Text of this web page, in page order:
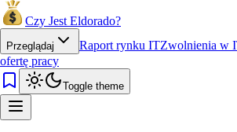
Czy Jest Eldorado?
Przeglądaj Raport rynku ITZwolnienia w
ofertę pracy
Toggle theme